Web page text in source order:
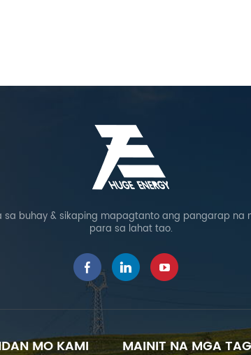
buhay & sikaping mapagtanto ang pangarap na
para sa lahat tao.
MO KAMI MAINIT NA MGA TAG